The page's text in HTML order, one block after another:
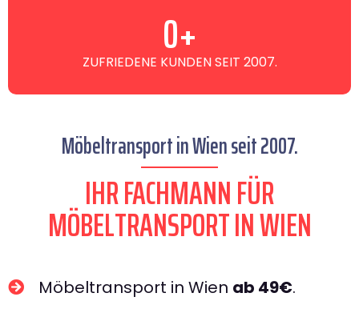
ZUFRIEDENE KUNDEN SEIT 2007.
0+
Möbeltransport in Wien seit 2007.
IHR FACHMANN FÜR
MÖBELTRANSPORT IN WIEN​
Möbeltransport in Wien ab 49€.